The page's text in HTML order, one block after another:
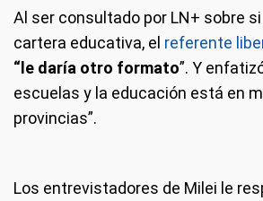
Al ser consultado por LN+ sobre
cartera educativa, el referente
“le daría otro formato”. Y
escuelas y la educación está en
provincias”.
Los entrevistadores de Milei le